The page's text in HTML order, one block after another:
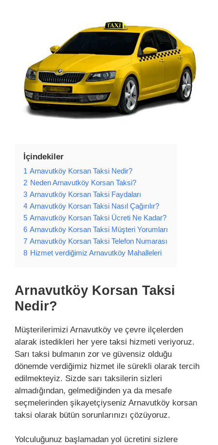
İçindekiler
1 Arnavutköy Korsan Taksi Nedir?
2 Neden Arnavutköy Korsan Taksi?
3 Arnavutköy Korsan Taksi Faydaları
4 Arnavutköy Korsan Taksi Nasıl Çağırılır?
5 Arnavutköy Korsan Taksi Ücreti Ne Kadar?
6 Arnavutköy Korsan Taksi Müşteri Yorumları
7 Arnavutköy Korsan Taksi Telefon Numarası
8 Hizmet verdiğimiz Arnavutköy Mahalleleri
Arnavutköy Korsan Taksi
Nedir?
Müşterilerimizi Arnavutköy ve çevre ilçelerden
alarak istedikleri her yere taksi hizmeti veriyoruz.
Sarı taksi bulmanın zor ve güvensiz olduğu
dönemde verdiğimiz hizmet ile sürekli olarak tercih
edilmekteyiz. Sizde sarı taksilerin sizleri
almadığından, gelmediğinden ya da mesafe
seçmelerinden şikayetçiyseniz Arnavutköy korsan
taksi olarak bütün sorunlarınızı çözüyoruz.
Yolculuğunuz başlamadan yol ücretini sizlere